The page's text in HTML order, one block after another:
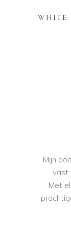
WHITE
Mijn
vast
Met